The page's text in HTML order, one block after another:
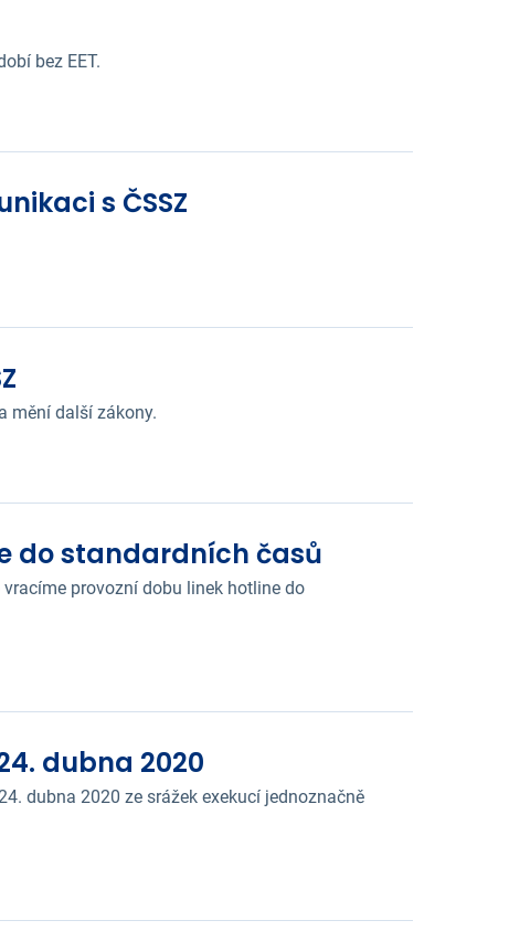
bez EET.
s ČSSZ
mění další zákony.
do standardních časů
provozní dobu linek hotline do
dubna 2020
dubna 2020 ze srážek exekucí jednoznačně